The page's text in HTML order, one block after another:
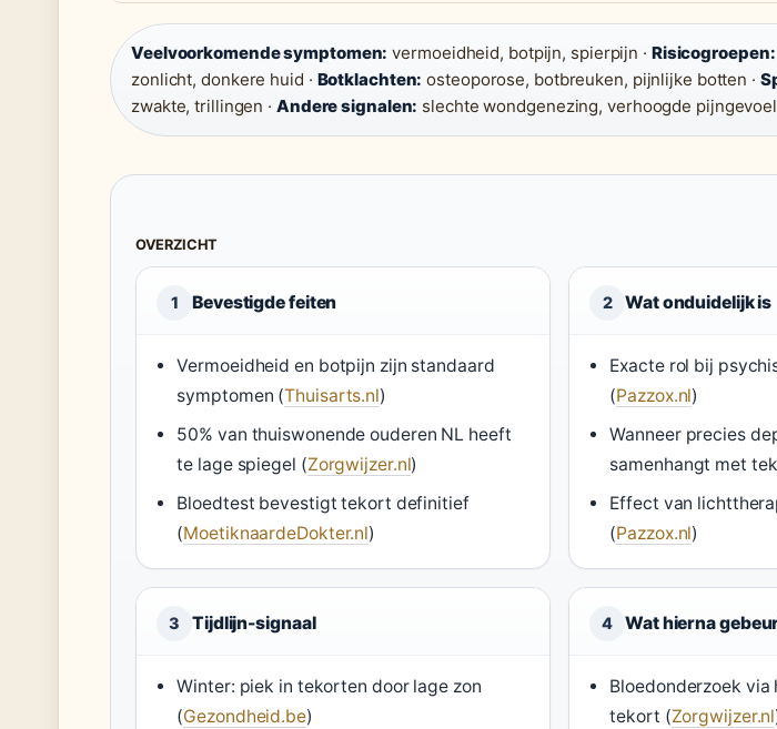
Veelvoorkomende symptomen: vermoeidheid, botpijn, spierpijn · Risicogroepen:
zonlicht, donkere huid · Botklachten: osteoporose, botbreuken, pijnlijke botten ·
zwakte, trillingen · Andere signalen: slechte wondgenezing, verhoogde
OVERZICHT
1 Bevestigde feiten
Vermoeidheid en botpijn zijn standaard
symptomen (Thuisarts.nl)
50% van thuiswonende ouderen NL heeft
te lage spiegel (Zorgwijzer.nl)
Bloedtest bevestigt tekort definitief
(MoetiknaardeDokter.nl)
2 Wat onduidelijk is
Exacte rol bij
(Pazzox.nl)
Wanneer precies
samenhangt met
Effect van
(Pazzox.nl)
3 Tijdlijn-signaal
Winter: piek in tekorten door lage zon
(Gezondheid.be)
4 Wat hierna
Bloedonderzoek
tekort (Zorgwijzer.nl